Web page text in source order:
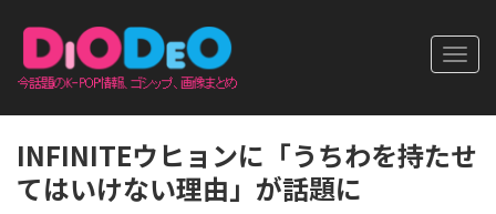
INFINITEウヒョンに「うちわを持たせ
てはいけない理由」が話題に